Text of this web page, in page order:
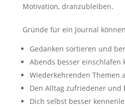
Motivation, dranzubleiben.
Gründe für ein Journal
Gedanken sortieren und
Abends besser einschlafen
Wiederkehrenden Themen
Den Alltag zufriedener und
Dich selbst besser